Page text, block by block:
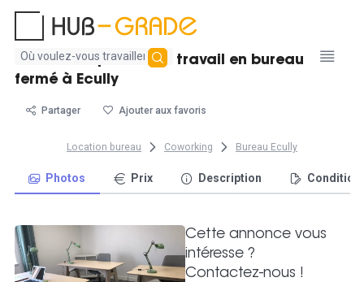
Aucun
résultat
Location 5 postes de travail en bureau
fermé à Ecully
Partager Ajouter aux favoris
Location bureau Coworking Bureau Ecully
Photos Prix Description
Cette annonce vous
intéresse ?
Contactez-nous !